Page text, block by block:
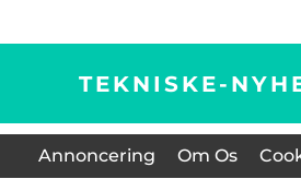
TEKNISKE-
Annoncering Om Os